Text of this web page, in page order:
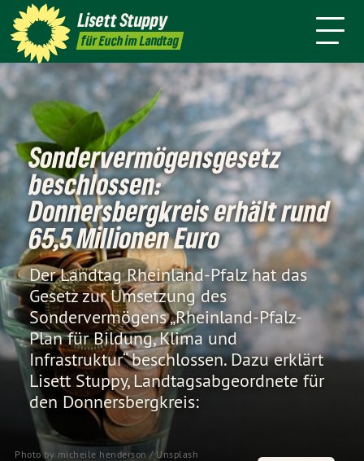
LisettStuppy
für Euch im Landtag
Termine
Über mich Positionen Wahlkreis
Photo by micheile henderson / Unsplash
Sondervermögensgesetz
beschlossen:
Donnersbergkreis erhält rund
65,5 Millionen Euro
Der Landtag Rheinland-Pfalz hat das
Gesetz zur Umsetzung des
Sondervermögens „Rheinland-Pfalz-
Plan für Bildung, Klima und
Infrastruktur“ beschlossen. Dazu erklärt
Lisett Stuppy, Landtagsabgeordnete für
den Donnersbergkreis: